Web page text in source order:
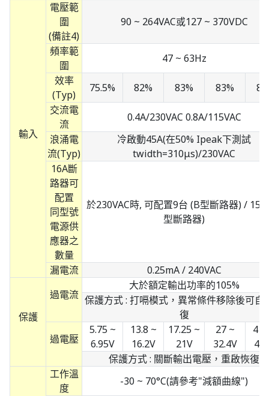
輸入
電壓範
圍
(備註4)
90 ~ 264VAC或127 ~ 370VDC
頻率範
圍
47 ~ 63Hz
效率
(Typ)
75.5% 82% 83% 83%
交流電
流
0.4A/230VAC 0.8A/115VAC
浪涌電
流(Typ)
冷啟動45A(在50% Ipeak下測試
twidth=310μs)/230VAC
16A斷
路器可
配置
同型號
電源供
應器之
數量
於230VAC時, 可配置9台 (B型斷路器) / 15
型斷路器)
漏電流 0.25mA / 240VAC
保護
過電流
大於額定輸出功率的105%
保護方式 : 打嗝模式，異常條件移除後可自
復
過電壓
5.75 ~
6.95V
13.8 ~
16.2V
17.25 ~
21V
27 ~
32.4V
保護方式 : 關斷輸出電壓，重啟恢復
工作溫
度
-30 ~ 70°C(請參考"減額曲線")